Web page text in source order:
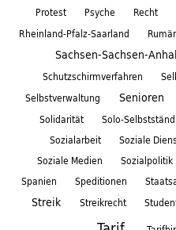
Protest
Psyche Recht
Rheinland-Pfalz-Saarland
Sachsen-Sachsen-
Schutzschirmverfahren
Selbstverwaltung
Senioren
Solidarität
Solo-
Sozialarbeit
Soziale
Soziale Medien
Sozialpolitik
Spanien
Speditionen
Streik Streikrecht